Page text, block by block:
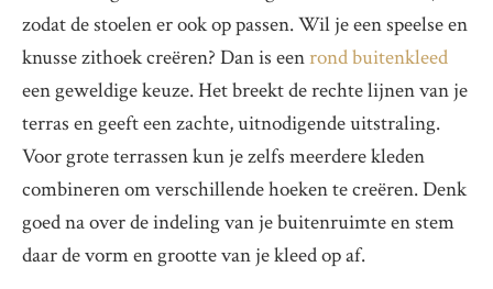
zodat de stoelen er ook op passen. Wil je een speelse en
knusse zithoek creëren? Dan is eenrond buitenkleed
een geweldige keuze. Het breekt de rechte lijnen van je
terras en geeft een zachte, uitnodigende uitstraling.
Voor grote terrassen kun je zelfs meerdere kleden
combineren om verschillende hoeken te creëren. Denk
goed na over de indeling van je buitenruimte en stem
daar de vorm en grootte van je kleed op af.